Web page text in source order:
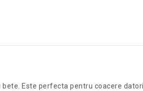
Este perfecta pentru coacere